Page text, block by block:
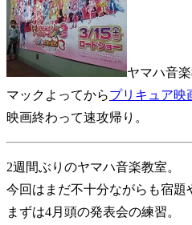
ヤマハ音
マックよってからプリキュア映
映画終わって速攻帰り。
2週間ぶりのヤマハ音楽教室。
今回はまだ不十分ながらも宿題
まずは4月頭の発表会の練習。